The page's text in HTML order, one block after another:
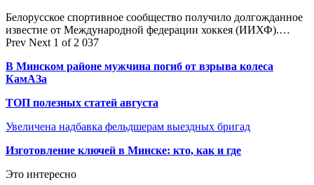
Белорусское спортивное сообщество получило долгожданное
известие от Международной федерации хоккея (ИИХФ).…
Prev Next 1 of 2 037
В Минском районе мужчина погиб от взрыва колеса
КамАЗа
ТОП полезных статей августа
Увеличена надбавка фельдшерам выездных бригад
Изготовление ключей в Минске: кто, как и где
Это интересно